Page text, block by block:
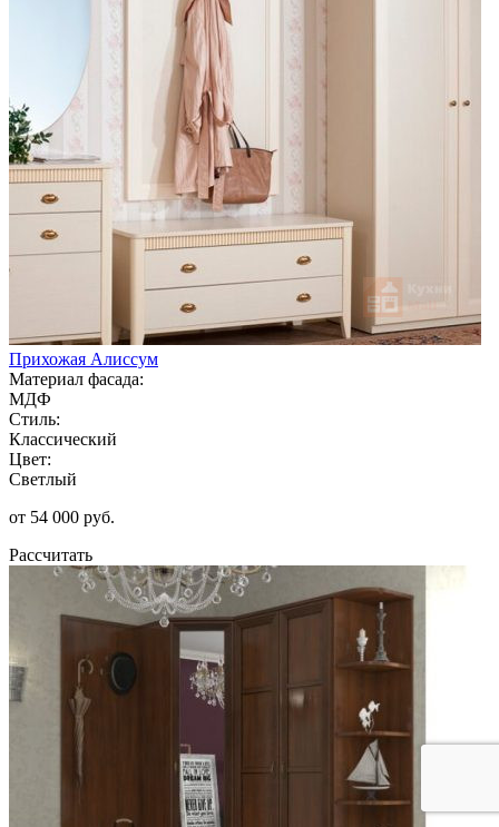
Прихожая Алиссум
Материал фасада:
МДФ
Стиль:
Классический
Цвет:
Светлый
от 54 000 руб.
Рассчитать